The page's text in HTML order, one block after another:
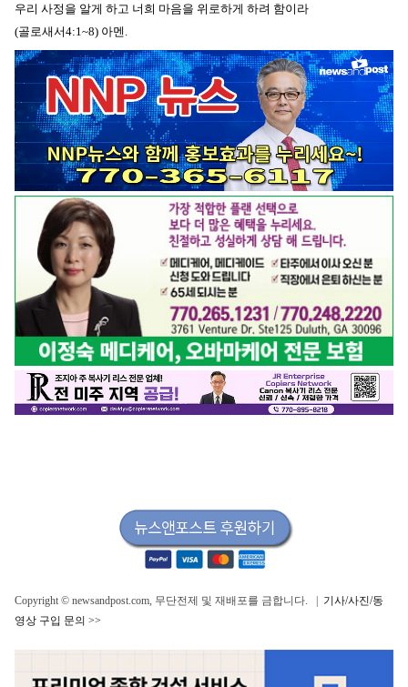
우리 사정을 알게 하고 너희 마음을 위로하게 하려 함이라
(골로새서4:1~8) 아멘.
Copyright © newsandpost.com, 무단전제 및 재배포를 금합니다. | 기사/사진/동
영상 구입 문의 >>